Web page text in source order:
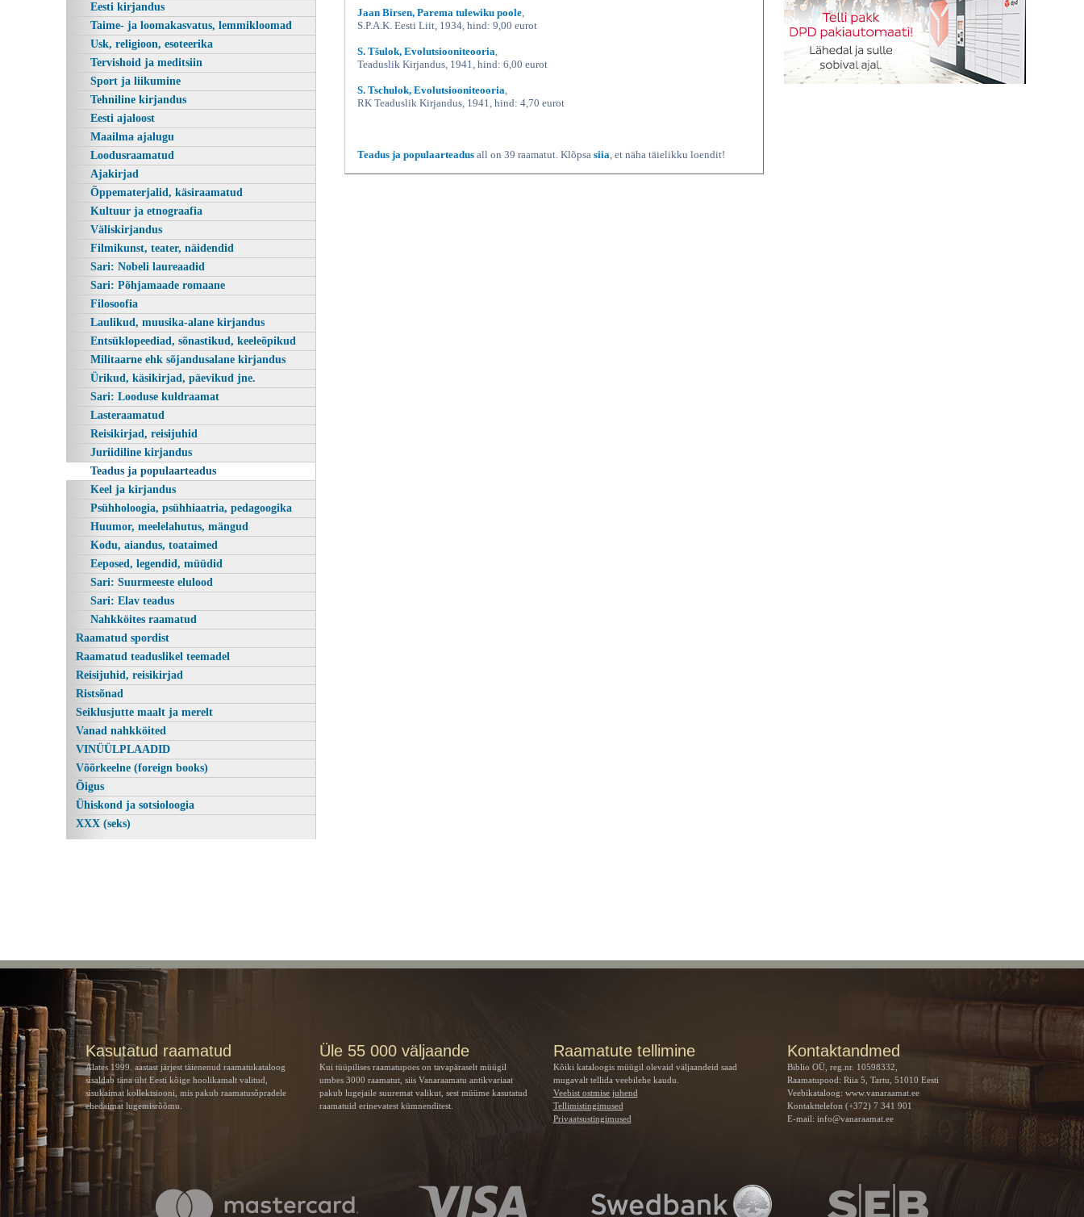
Eesti kirjandus
Taime- ja loomakasvatus, lemmikloomad
Usk, religioon, esoteerika
Tervishoid ja meditsiin
Sport ja liikumine
Tehniline kirjandus
Eesti ajaloost
Maailma ajalugu
Loodusraamatud
Ajakirjad
Õppematerjalid, käsiraamatud
Kultuur ja etnograafia
Väliskirjandus
Filmikunst, teater, näidendid
Sari: Nobeli laureaadid
Sari: Põhjamaade romaane
Filosoofia
Laulikud, muusika-alane kirjandus
Entsüklopeediad, sõnastikud, keeleõpikud
Militaarne ehk sõjandusalane kirjandus
Ürikud, käsikirjad, päevikud jne.
Sari: Looduse kuldraamat
Lasteraamatud
Reisikirjad, reisijuhid
Juriidiline kirjandus
Teadus ja populaarteadus
Keel ja kirjandus
Psühholoogia, psühhiaatria, pedagoogika
Huumor, meelelahutus, mängud
Kodu, aiandus, toataimed
Eeposed, legendid, müüdid
Sari: Suurmeeste elulood
Sari: Elav teadus
Nahkköites raamatud
Raamatud spordist
Raamatud teaduslikel teemadel
Reisijuhid, reisikirjad
Ristsõnad
Seiklusjutte maalt ja merelt
Vanad nahkköited
VINÜÜLPLAADID
Võõrkeelne (foreign books)
Õigus
Ühiskond ja sotsioloogia
XXX (seks)
Jaan Birsen, Parema tulewiku poole
S.P.A.K. Eesti Liit, 1934, hind: 9,00 eurot
S. Tšulok, Evolutsiooniteooria
Teaduslik Kirjandus, 1941, hind: 6,00 eurot
S. Tschulok, Evolutsiooniteooria
RK Teaduslik Kirjandus, 1941, hind: 4,70 eurot
Teadus ja populaarteadus all on 39 raamatut. Klõpsa siia , et näha täielikku loendit!
Kasutatud raamatud
Alates 1999. aastast järjest täienenud raamatukataloog
sisaldab täna üht Eesti kõige hoolikamalt valitud,
sisukaimat kollektsiooni, mis pakub raamatusõpradele
ehedaimat lugemisrõõmu.
Üle 55 000 väljaande
Kui tüüpilises raamatupoes on tavapäraselt müügil
umbes 3000 raamatut, siis Vanaraamatu antikvariaat
pakub lugejaile suuremat valikut, sest müüme kasutatud
raamatuid erinevatest kümnenditest.
Raamatute tellimine
Kõiki kataloogis müügil olevaid väljaandeid saad
mugavalt tellida veebilehe kaudu.
Veebist ostmise juhend
Tellimistingimused
Privaatsustingimused
Kontaktandmed
Biblio OÜ, reg.nr. 10598332,
Raamatupood: Riia 5, Tartu, 51010 Eesti
Veebikataloog: www.vanaraamat.ee
Kontakttelefon (+372) 7 341 901
E-mail: info@vanaraamat.ee